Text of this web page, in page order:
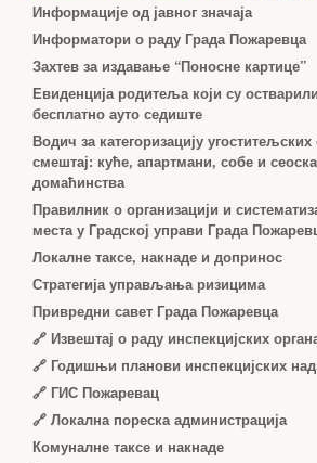
Информације од јавног значаја
Информатори о раду Града Пожаревца
Захтев за издавање “Поносне картице”
Евиденција родитеља који су
бесплатно ауто седиште
Водич за категоризацију угоститељских
смештај: куће, апартмани, собе и
домаћинства
Правилник о организацији и
места у Градској управи Града
Локалне таксе, накнаде и допринос
Стратегија управљања ризицима
Привредни савет Града Пожаревца
🔗 Извештај о раду инспекцијских
🔗 Годишњи планови инспекцијских
🔗 ГИС Пожаревац
🔗 Локална пореска администрација
Комуналне таксе и накнаде